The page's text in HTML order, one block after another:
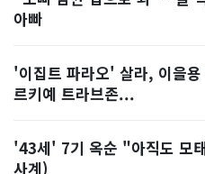
아빠
'이집트 파라오' 살라, 이을
르키예 트라브존...
'43세' 7기 옥순 "아직도 모
사계)